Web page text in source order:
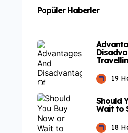
Popüler Haberler
19
Should
Wait to
18